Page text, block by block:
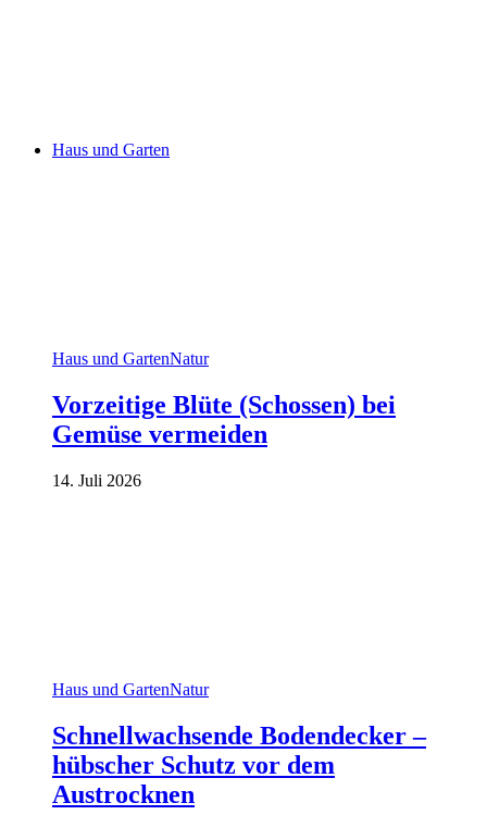
Haus und Garten
Haus und GartenNatur
Vorzeitige Blüte (Schossen) bei
Gemüse vermeiden
14. Juli 2026
Haus und GartenNatur
Schnellwachsende Bodendecker –
hübscher Schutz vor dem
Austrocknen